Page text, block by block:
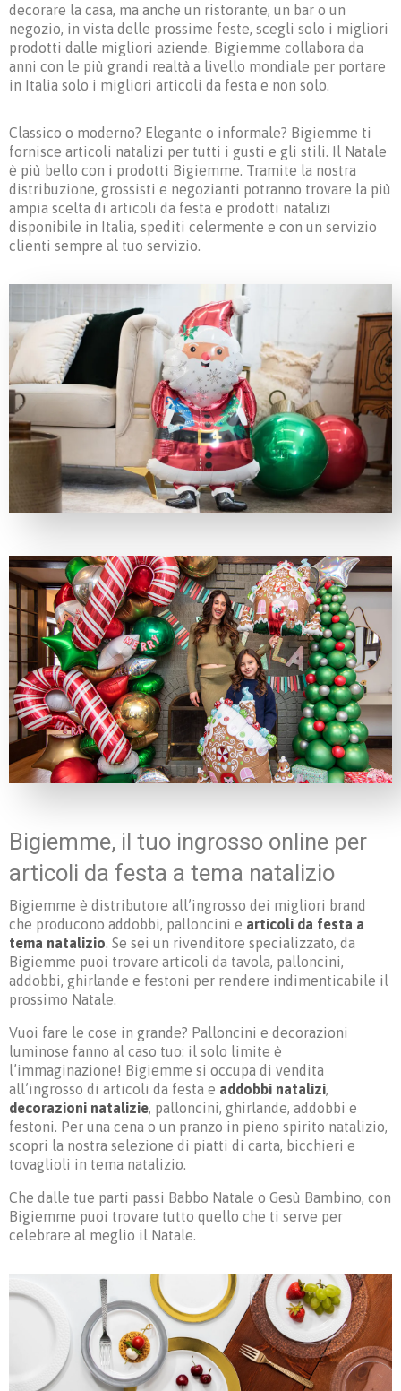
decorare la casa, ma anche un ristorante, un bar o un
negozio, in vista delle prossime feste, scegli solo i migliori
prodotti dalle migliori aziende. Bigiemme collabora da
anni con le più grandi realtà a livello mondiale per portare
in Italia solo i migliori articoli da festa e non solo.
Classico o moderno? Elegante o informale? Bigiemme ti
fornisce articoli natalizi per tutti i gusti e gli stili. Il Natale
è più bello con i prodotti Bigiemme. Tramite la nostra
distribuzione, grossisti e negozianti potranno trovare la più
ampia scelta di articoli da festa e prodotti natalizi
disponibile in Italia, spediti celermente e con un servizio
clienti sempre al tuo servizio.
Bigiemme, il tuo ingrosso online per
articoli da festa a tema natalizio
Bigiemme è distributore all’ingrosso dei migliori brand
che producono addobbi, palloncini e articoli da festa a
tema natalizio. Se sei un rivenditore specializzato, da
Bigiemme puoi trovare articoli da tavola, palloncini,
addobbi, ghirlande e festoni per rendere indimenticabile il
prossimo Natale.
Vuoi fare le cose in grande? Palloncini e decorazioni
luminose fanno al caso tuo: il solo limite è
l’immaginazione! Bigiemme si occupa di vendita
all’ingrosso di articoli da festa e addobbi natalizi,
decorazioni natalizie, palloncini, ghirlande, addobbi e
festoni. Per una cena o un pranzo in pieno spirito natalizio,
scopri la nostra selezione di piatti di carta, bicchieri e
tovaglioli in tema natalizio.
Che dalle tue parti passi Babbo Natale o Gesù Bambino, con
Bigiemme puoi trovare tutto quello che ti serve per
celebrare al meglio il Natale.